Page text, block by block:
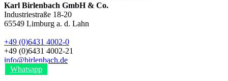
Karl Birlenbach GmbH & Co.
Industriestraße 18-20
65549 Limburg a. d. Lahn
+49 (0)6431 4002-0
+49 (0)6431 4002-21
info@birlenbach.de
Whatsapp